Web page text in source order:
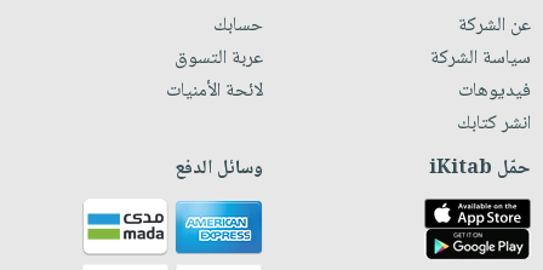
عن الشركة
سياسة الشركة
فيديوهات
انشر كتابك
حسابك
عربة التسوق
لائحة الأمنيات
حمّل iKitab وسائل الدفع